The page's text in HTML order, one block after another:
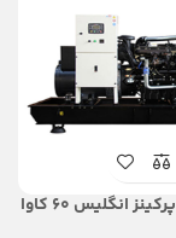
انگلیس ۶۰ کاوا